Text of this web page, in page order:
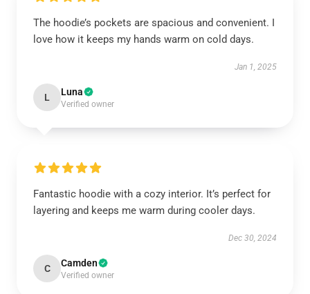
The hoodie’s pockets are spacious and convenient. I
love how it keeps my hands warm on cold days.
Jan 1, 2025
L Luna
Verified owner
Fantastic hoodie with a cozy interior. It’s perfect for
layering and keeps me warm during cooler days.
Dec 30, 2024
C Camden
Verified owner